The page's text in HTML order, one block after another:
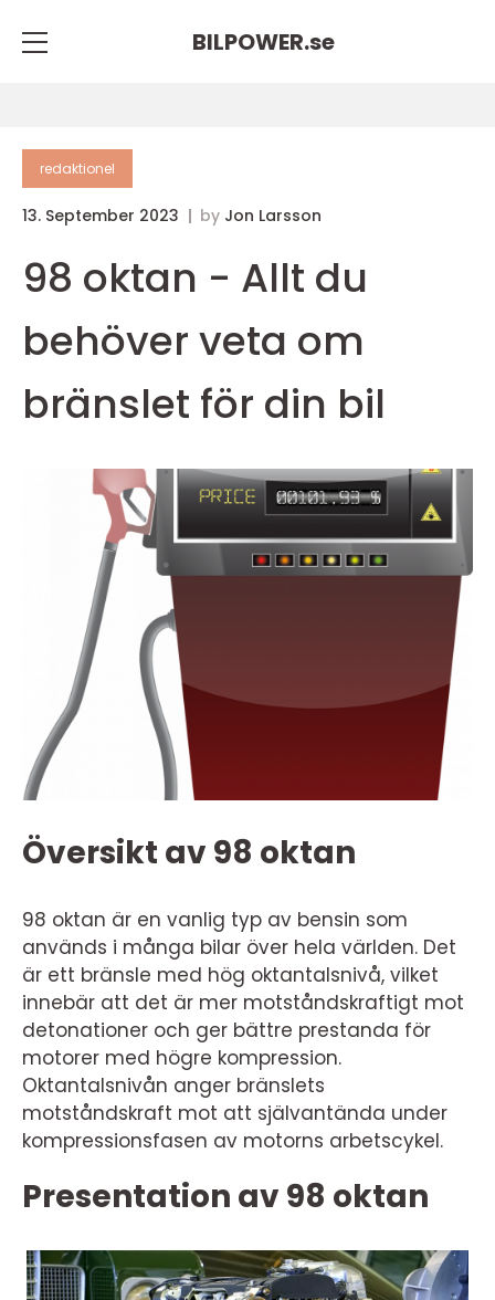
BILPOWER.se
redaktionel
13. September 2023 by Jon Larsson
98 oktan - Allt du
behöver veta om
bränslet för din bil
Översikt av 98 oktan
98 oktan är en vanlig typ av bensin som
används i många bilar över hela världen. Det
är ett bränsle med hög oktantalsnivå, vilket
innebär att det är mer motståndskraftigt mot
detonationer och ger bättre prestanda för
motorer med högre kompression.
Oktantalsnivån anger bränslets
motståndskraft mot att självantända under
kompressionsfasen av motorns arbetscykel.
Presentation av 98 oktan